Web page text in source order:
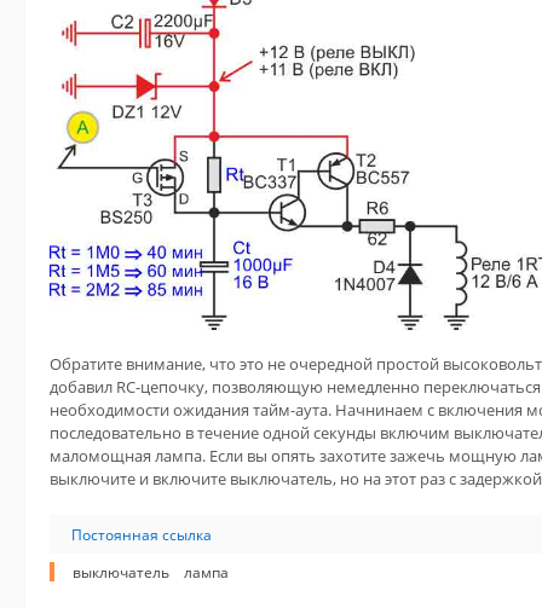
Обратите внимание, что это не очередной простой
добавил RC-цепочку, позволяющую немедленно
необходимости ожидания тайм-аута. Начнинаем с включения
последовательно в течение одной секунды включим
маломощная лампа. Если вы опять захотите зажечь мощную
выключите и включите выключатель, но на этот раз с
Постоянная ссылка
выключатель
лампа